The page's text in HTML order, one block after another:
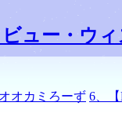
ュー・ウ
オカミろーず 6、【